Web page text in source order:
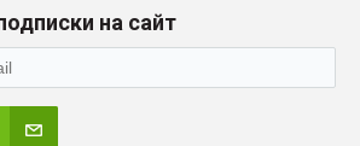
на сайт